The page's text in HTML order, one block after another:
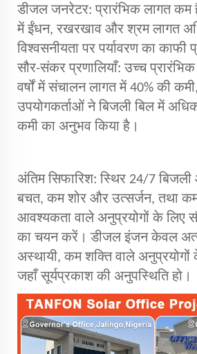
डीजल जनरेटर: प्रारंभिक लागत कम
में ईंधन, रखरखाव और श्रम लागत
विश्वसनीयता पर पर्यावरण का काफी
सौर-संकर प्रणालियाँ: उच्च
वर्षों में संचालन लागत में 40% की
उपयोगकर्ताओं ने बिजली बिल में
कमी का अनुभव किया है।
अंतिम सिफारिश: स्थिर 24/7 बिजली
बचत, कम शोर और उत्सर्जन, तथा
आवश्यकता वाले अनुप्रयोगों के लिए
का चयन करें। डीजल इंजन केवल
अस्थायी, कम शक्ति वाले
जहाँ सूर्यप्रकाश की अनुपस्थिति हो।